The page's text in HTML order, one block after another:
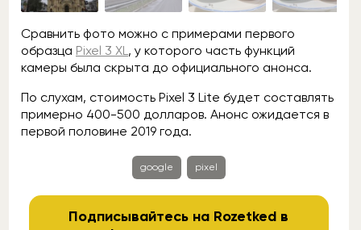
Сравнить фото можно с примерами первого
образца Pixel 3 XL, у которого часть функций
камеры была скрыта до официального анонса.
По слухам, стоимость Pixel 3 Lite будет составлять
примерно 400-500 долларов. Анонс ожидается в
первой половине 2019 года.
google pixel
Подписывайтесь на Rozetked в